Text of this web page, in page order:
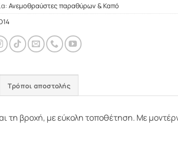
Ανεμοθραύστες παραθύρων & Καπό
Τρόποι αποστολής
τη βροχή, με εύκολη τοποθέτηση. Με